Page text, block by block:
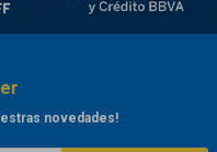
novedades!